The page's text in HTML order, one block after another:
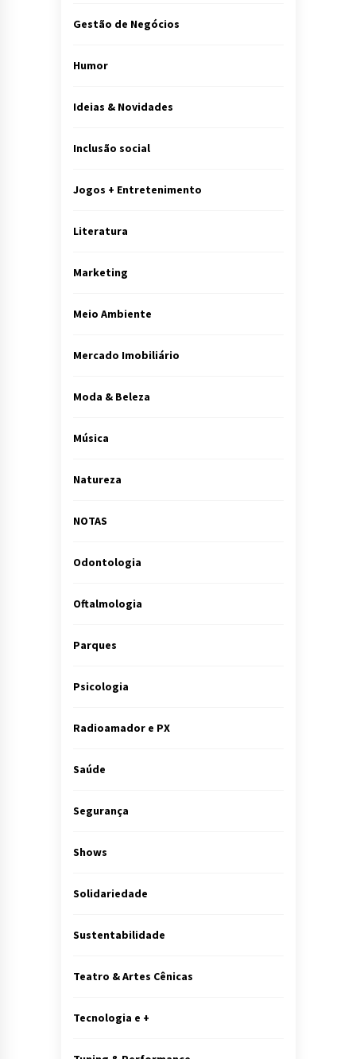
Gestão de Negócios
Humor
Ideias & Novidades
Inclusão social
Jogos + Entretenimento
Literatura
Marketing
Meio Ambiente
Mercado Imobiliário
Moda & Beleza
Música
Natureza
NOTAS
Odontologia
Oftalmologia
Parques
Psicologia
Radioamador e PX
Saúde
Segurança
Shows
Solidariedade
Sustentabilidade
Teatro & Artes Cênicas
Tecnologia e +